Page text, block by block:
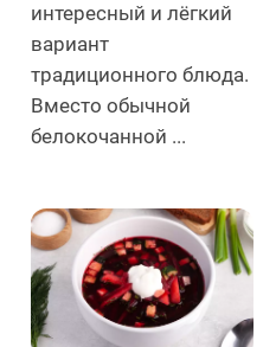
интересный и лёгкий
вариант
традиционного блюда.
Вместо обычной
белокочанной ...